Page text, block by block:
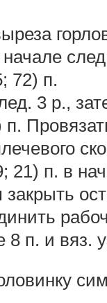
72) п.
3 р.,
21) п. в
закрыть
8 п. и вяз.